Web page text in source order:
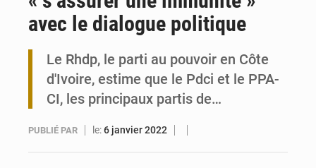
Victoire Dogbé prône l’engagement politique des femmes à Kigali
avec le dialogue politique
Le Rhdp, le parti au pouvoir en Côte
d'Ivoire, estime que le Pdci et le PPA-
CI, les principaux partis de…
PUBLIÉ PAR le:6 janvier 2022